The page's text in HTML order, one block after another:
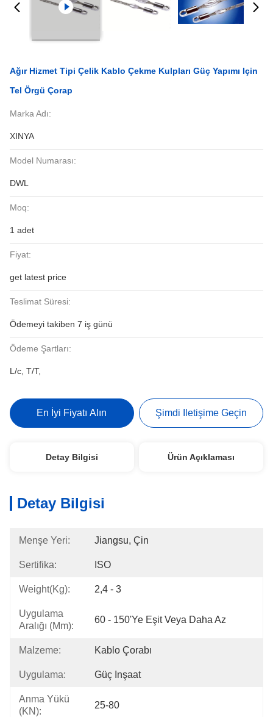
Ağır Hizmet Tipi Çelik Kablo Çekme Kulpları Güç Yapımı Için
Tel Örgü Çorap
Marka Adı:
XINYA
Model Numarası:
DWL
Moq:
1 adet
Fiyat:
get latest price
Teslimat Süresi:
Ödemeyi takiben 7 iş günü
Ödeme Şartları:
L/c, T/T,
En İyi Fiyatı Alın Şimdi Iletişime Geçin
Detay Bilgisi Ürün Açıklaması
Detay Bilgisi
Menşe Yeri: Jiangsu, Çin
Sertifika: ISO
Weight(kg): 2,4 - 3
Uygulama
Aralığı (mm):
60 - 150'ye Eşit Veya Daha Az
Malzeme: Kablo Çorabı
Uygulama: Güç Inşaat
Anma Yükü
(KN):
25-80